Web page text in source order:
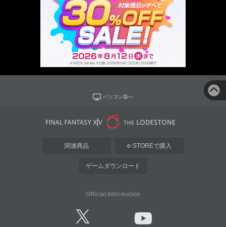
パソコン版へ
関連商品 e-STOREで購入
ゲームダウンロード
Official Information